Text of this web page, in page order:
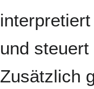
und
Zusätzlich